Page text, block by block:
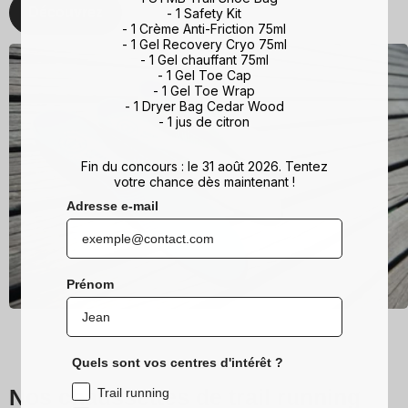
Nos chaussettes de trail running
- 1 Safety Kit
- 1 Crème Anti-Friction 75ml
- 1 Gel Recovery Cryo 75ml
- 1 Gel chauffant 75ml
- 1 Gel Toe Cap
- 1 Gel Toe Wrap
- 1 Dryer Bag Cedar Wood
- 1 jus de citron
Fin du concours : le 31 août 2026. Tentez
votre chance dès maintenant !
Adresse e-mail
Prénom
Quels sont vos centres d'intérêt ?
Trail running